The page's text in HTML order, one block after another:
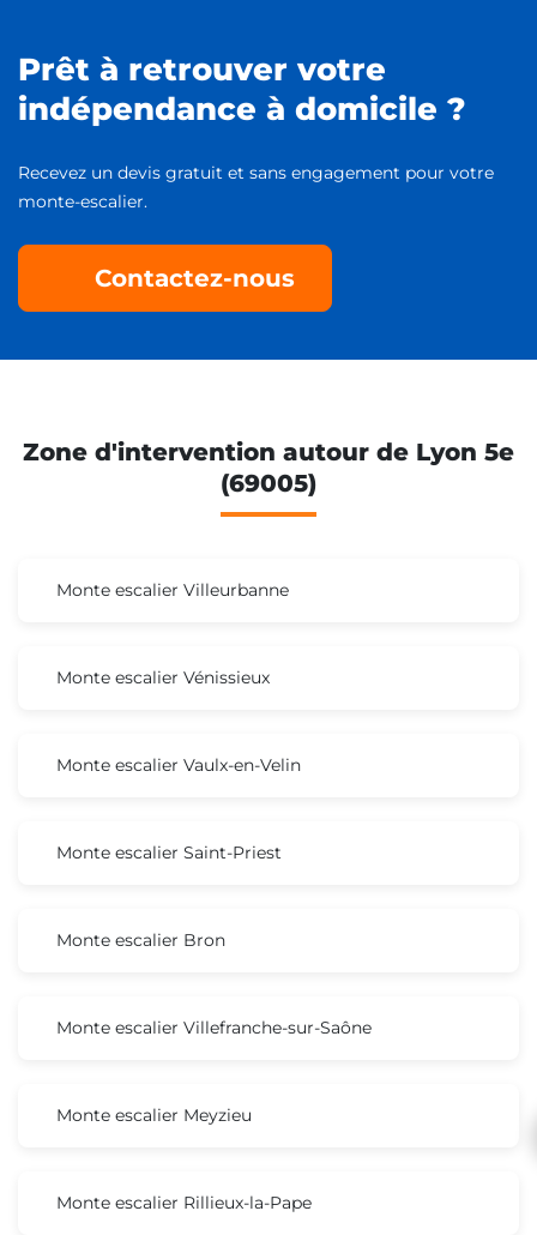
Prêt à retrouver votre
indépendance à domicile ?
Recevez un devis gratuit et sans engagement pour votre
monte-escalier.
Contactez-nous
Zone d'intervention autour de Lyon 5e
(69005)
Monte escalier Villeurbanne
Monte escalier Vénissieux
Monte escalier Vaulx-en-Velin
Monte escalier Saint-Priest
Monte escalier Bron
Monte escalier Villefranche-sur-Saône
Monte escalier Meyzieu
Monte escalier Rillieux-la-Pape